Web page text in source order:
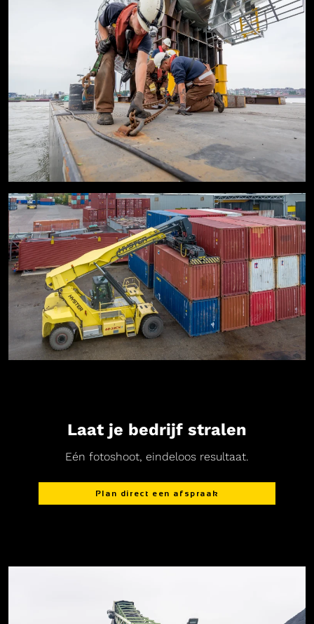
Laat je bedrijf stralen
Eén fotoshoot, eindeloos resultaat.
Plan direct een afspraak